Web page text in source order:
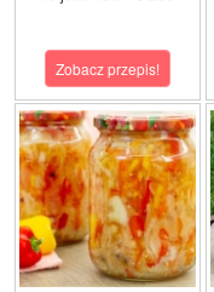
Zobacz przepis!